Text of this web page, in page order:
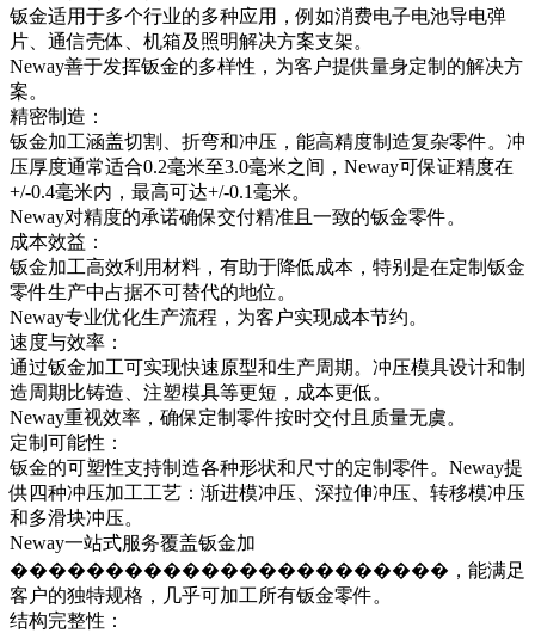
钣金适用于多个行业的多种应用，例如消费电子电池导电弹
片、通信壳体、机箱及照明解决方案支架。
Neway善于发挥钣金的多样性，为客户提供量身定制的解决方
案。
精密制造：
钣金加工涵盖切割、折弯和冲压，能高精度制造复杂零件。冲
压厚度通常适合0.2毫米至3.0毫米之间，Neway可保证精度在
+/-0.4毫米内，最高可达+/-0.1毫米。
Neway对精度的承诺确保交付精准且一致的钣金零件。
成本效益：
钣金加工高效利用材料，有助于降低成本，特别是在定制钣金
零件生产中占据不可替代的地位。
Neway专业优化生产流程，为客户实现成本节约。
速度与效率：
通过钣金加工可实现快速原型和生产周期。冲压模具设计和制
造周期比铸造、注塑模具等更短，成本更低。
Neway重视效率，确保定制零件按时交付且质量无虞。
定制可能性：
钣金的可塑性支持制造各种形状和尺寸的定制零件。Neway提
供四种冲压加工工艺： 渐进模冲压 深拉伸冲压
转移模冲压
和多滑块冲压。
Neway一站式服务覆盖钣金加
�����������������������，能满足
客户的独特规格，几乎可加工所有钣金零件。
结构完整性：